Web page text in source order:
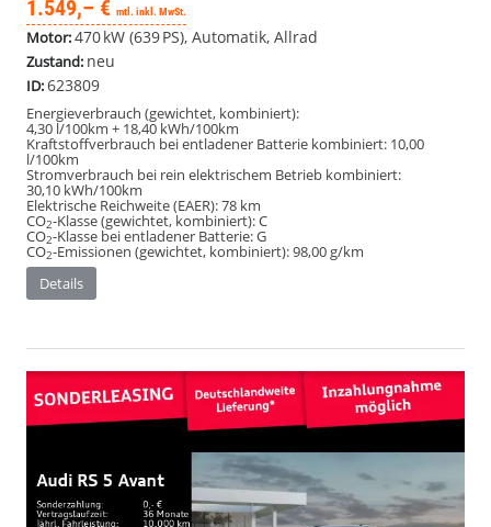
1.549,– € mtl. inkl. MwSt.
Motor:470 kW (639 PS), Automatik, Allrad
Zustand: neu
ID:623809
Energieverbrauch (gewichtet, kombiniert):
4,30 l/100km + 18,40 kWh/100km
Kraftstoffverbrauch bei entladener Batterie kombiniert: 10,00
l/100km
Stromverbrauch bei rein elektrischem Betrieb kombiniert:
30,10 kWh/100km
Elektrische Reichweite (EAER):78 km
CO2-Klasse (gewichtet, kombiniert):C
CO2-Klasse bei entladener Batterie:G
CO2-Emissionen (gewichtet, kombiniert):98,00 g/km
Details